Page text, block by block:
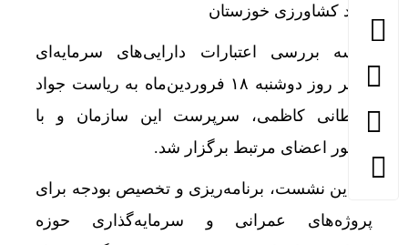
جهاد کشاورزی خوزستان
جلسه بررسی اعتبارات دارایی‌های سرمایه‌ای
عصر روز دوشنبه ۱۸ فروردین‌ماه به ریاست جواد
سلطانی کاظمی، سرپرست این سازمان و با
حضور اعضای مرتبط برگزار شد.
در این نشست، برنامه‌ریزی و تخصیص بودجه برای
پروژه‌های عمرانی و سرمایه‌گذاری حوزه